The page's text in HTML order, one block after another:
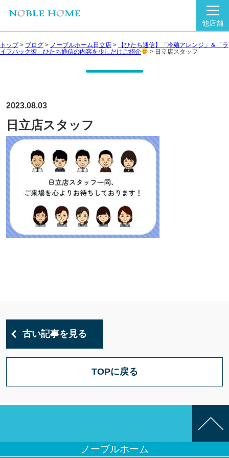
他店舗
トップ> ブログ > ノーブルホーム日立店 >
【ひたち通信】「冷麺アレンジ」＆「ラ
イフハック術」ひたち通信の内容を少しだけご紹介
> 日立店スタッフ
2023.08.03
日立店スタッフ
古い記事を見る
TOPに戻る
ノーブルホーム